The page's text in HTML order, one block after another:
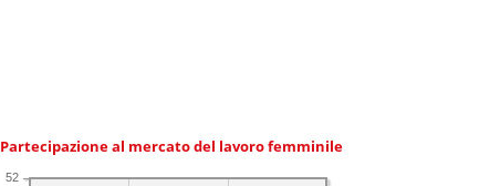
Partecipazione al mercato del lavoro femminile
52